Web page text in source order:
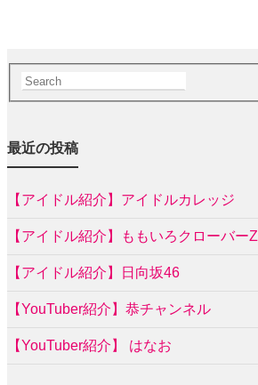
最近の投稿
【アイドル紹介】アイドルカレッジ
【アイドル紹介】ももいろクローバーZ
【アイドル紹介】日向坂46
【YouTuber紹介】恭チャンネル
【YouTuber紹介】 はなお